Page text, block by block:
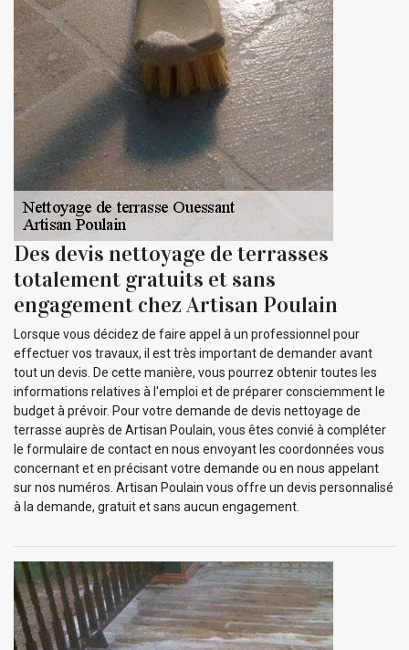
Des devis nettoyage de terrasses
totalement gratuits et sans
engagement chez Artisan Poulain
Lorsque vous décidez de faire appel à un professionnel pour
effectuer vos travaux, il est très important de demander avant
tout un devis. De cette manière, vous pourrez obtenir toutes les
informations relatives à l'emploi et de préparer consciemment le
budget à prévoir. Pour votre demande de devis nettoyage de
terrasse auprès de Artisan Poulain, vous êtes convié à compléter
le formulaire de contact en nous envoyant les coordonnées vous
concernant et en précisant votre demande ou en nous appelant
sur nos numéros. Artisan Poulain vous offre un devis personnalisé
à la demande, gratuit et sans aucun engagement.